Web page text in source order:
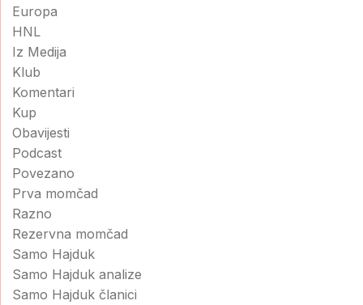
Europa
HNL
Iz Medija
Klub
Komentari
Kup
Obavijesti
Podcast
Povezano
Prva momčad
Razno
Rezervna momčad
Samo Hajduk
Samo Hajduk analize
Samo Hajduk članici